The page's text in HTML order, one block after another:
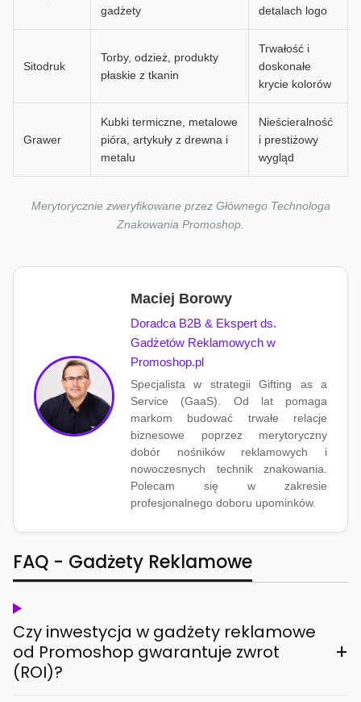
gadżety
detalach logo
Sitodruk
Torby, odzież, produkty
płaskie z tkanin
Trwałość i
doskonałe
krycie kolorów
Grawer
Kubki termiczne, metalowe
pióra, artykuły z drewna i
metalu
Nieścieralność
i prestiżowy
wygląd
Merytorycznie zweryfikowane przez Głównego Technologa
Znakowania Promoshop.
Maciej Borowy
Doradca B2B & Ekspert ds.
Gadżetów Reklamowych w
Promoshop.pl
Specjalista w strategii Gifting as a
Service (GaaS). Od lat pomaga
markom budować trwałe relacje
biznesowe poprzez merytoryczny
dobór nośników reklamowych i
nowoczesnych technik znakowania.
Polecam się w zakresie
profesjonalnego doboru upominków.
FAQ - Gadżety Reklamowe
Czy inwestycja w gadżety reklamowe
od Promoshop gwarantuje zwrot
(ROI)?
+